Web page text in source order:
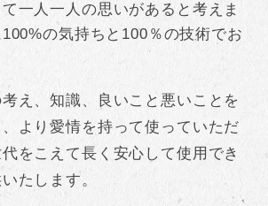
一人一人の思いがあると考えま
の気持ちと100％の技術でお
え、知識、良いこと悪いことを
より愛情を持って使っていただ
をこえて長く安心して使用でき
たします。